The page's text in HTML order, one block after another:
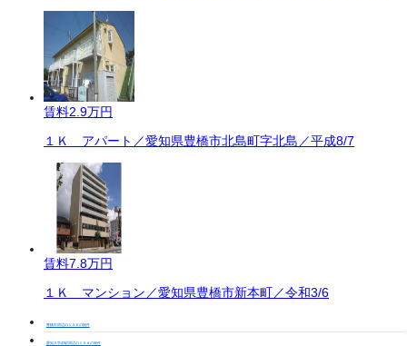
賃料2.9万円
１Ｋ アパート／愛知県豊橋市北島町字北島／平成8/7
賃料7.8万円
１Ｋ マンション／愛知県豊橋市新本町／令和3/6
豊橋市周辺の１ＳＫの物件
愛知大学前駅周辺の１ＳＫの物件